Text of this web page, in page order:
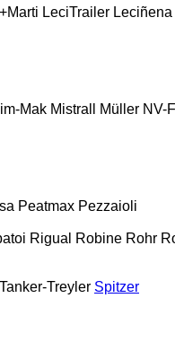
LeciTrailer Leciñena
Mak Mistrall Müller NV-
Peatmax Pezzaioli
Rigual Robine Rohr
Treyler Spitzer